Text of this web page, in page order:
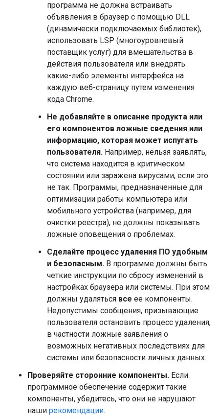
программа не должна встраивать
объявления в браузер с помощью DLL
(динамически подключаемых библиотек),
использовать LSP (многоуровневый
поставщик услуг) для вмешательства в
действия пользователя или внедрять
какие-либо элементы интерфейса на
каждую веб-страницу путем изменения
кода Chrome.
Не добавляйте в описание продукта или
его компонентов ложные сведения или
информацию, которая может испугать
пользователя. Например, нельзя заявлять,
что система находится в критическом
состоянии или заражена вирусами, если это
не так. Программы, предназначенные для
оптимизации работы компьютера или
мобильного устройства (например, для
очистки реестра), не должны показывать
ложные оповещения о проблемах.
Сделайте процесс удаления ПО удобным
и безопасным. В программе должны быть
четкие инструкции по сбросу изменений в
настройках браузера или системы. При этом
должны удаляться все ее компоненты.
Недопустимы сообщения, призывающие
пользователя остановить процесс удаления,
в частности ложные заявления о
возможных негативных последствиях для
системы или безопасности личных данных.
Проверяйте сторонние компоненты. Если
программное обеспечение содержит такие
компоненты, убедитесь, что они не нарушают
наши рекомендации.